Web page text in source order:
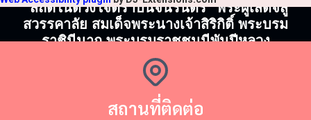
"สถิตในดวงใจตราบนิจนิรันดร์" พระผู้เสด็จสู่
สวรรคาลัย สมเด็จพระนางเจ้าสิริกิติ์ พระบรม
ราชินีนาถ พระบรมราชชนนีพันปีหลวง
สถานที่ติดต่อ